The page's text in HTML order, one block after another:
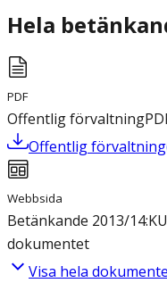
Hela
PDF
Offentlig förvaltning
Offentlig förvaltning
Webbsida
Betänkande 2013/
dokumentet
Visa hela